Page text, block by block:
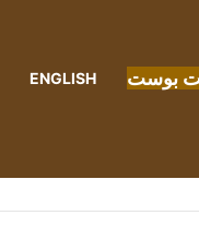
بوست ENGLISH